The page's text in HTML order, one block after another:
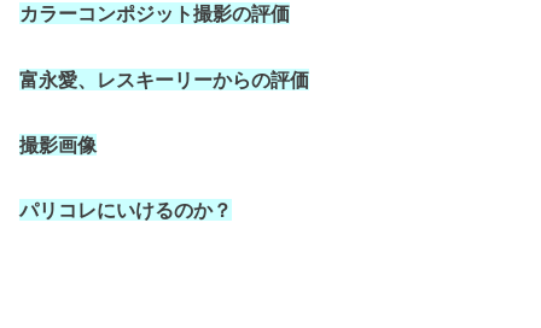
カラーコンポジット撮影の評価
富永愛、レスキーリーからの評価
撮影画像
パリコレにいけるのか？